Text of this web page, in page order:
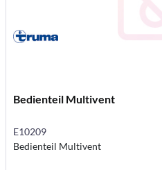
Bedienteil Multivent
E10209
Bedienteil Multivent